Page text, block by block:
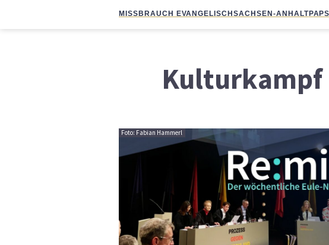
MISSBRAUCH EVANGELISCHSACHSEN-ANHALT
Kulturkampf
Foto: Fabian Hammerl